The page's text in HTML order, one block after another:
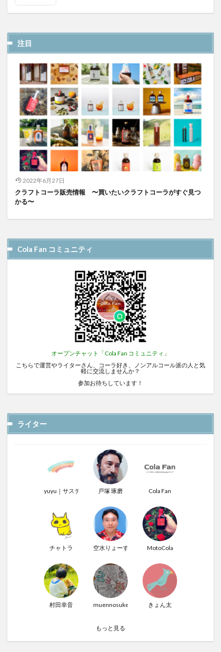
注目
2022年6月27日
クラフトコーラ販売情報 〜買いたいクラフトコーラがすぐ見つ
かる〜
Cola Fan コミュニティ
オープンチャット「Cola Fan コミュニティ」
こちらで運営やライターさん、コーラ好き、ノンアルコール派の人と気
軽に交流しませんか？
参加お待ちしています！
ライター
yuyu｜サステナぶる男戸塚 琢磨 Cola Fan
チャトラ 空水りょーすけ MotoCola
村田幸音 muennosuke きょん太
もっと見る